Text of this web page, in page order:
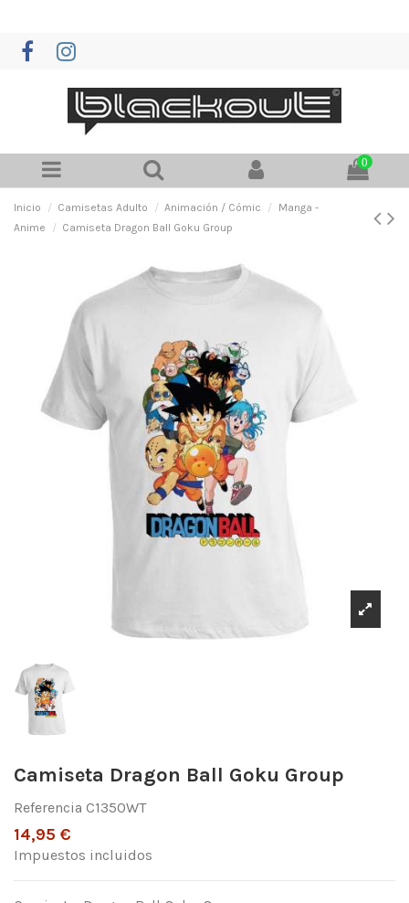
0
Inicio Camisetas Adulto Animación / Cómic
Manga -
Anime
Camiseta Dragon Ball Goku Group
Camiseta Dragon Ball Goku Group
Referencia C1350WT
14,95 €
Impuestos incluidos